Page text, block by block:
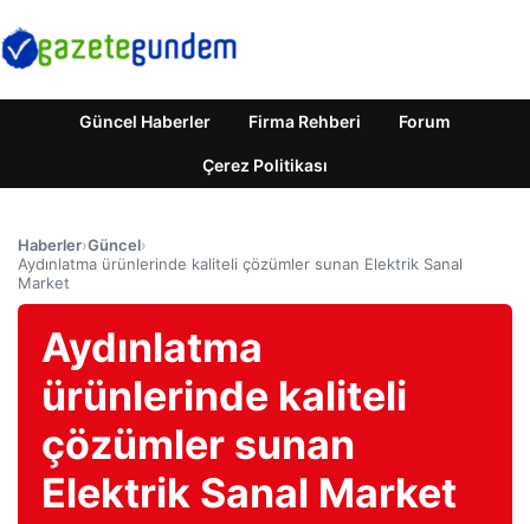
Güncel Haberler Firma Rehberi Forum
Çerez Politikası
Haberler›Güncel›
Aydınlatma ürünlerinde kaliteli çözümler sunan Elektrik Sanal
Market
Aydınlatma
ürünlerinde kaliteli
çözümler sunan
Elektrik Sanal Market